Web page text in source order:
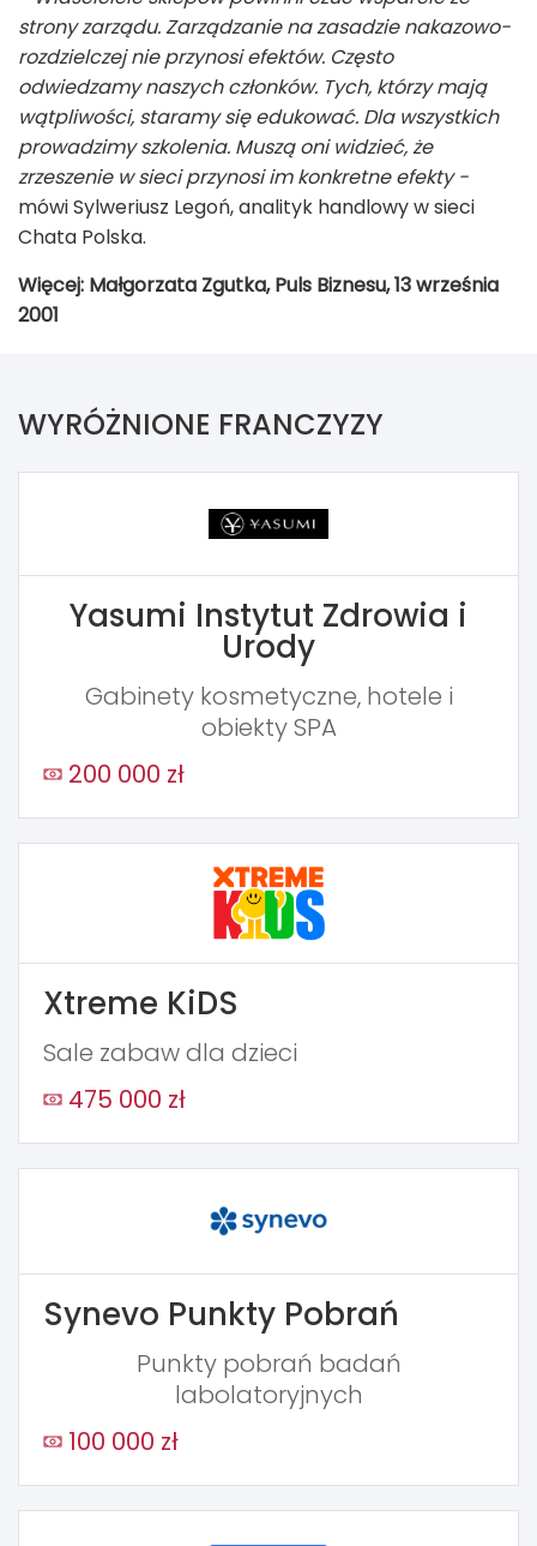
strony zarządu. Zarządzanie na zasadzie nakazowo-
rozdzielczej nie przynosi efektów. Często
odwiedzamy naszych członków. Tych, którzy mają
wątpliwości, staramy się edukować. Dla wszystkich
prowadzimy szkolenia. Muszą oni widzieć, że
zrzeszenie w sieci przynosi im konkretne efekty -
mówi Sylweriusz Legoń, analityk handlowy w sieci
Chata Polska.
Więcej: Małgorzata Zgutka, Puls Biznesu, 13 września
2001
WYRÓŻNIONE FRANCZYZY
Yasumi Instytut Zdrowia i
Urody
Gabinety kosmetyczne, hotele i
obiekty SPA
200 000 zł
Xtreme KiDS
Sale zabaw dla dzieci
475 000 zł
Synevo Punkty Pobrań
Punkty pobrań badań
labolatoryjnych
100 000 zł